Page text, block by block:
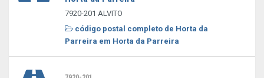
7920-201 ALVITO
código postal completo de Horta da
Parreira em Horta da Parreira